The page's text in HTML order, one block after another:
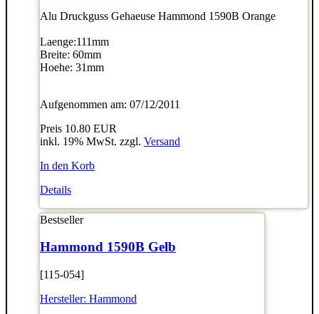
Alu Druckguss Gehaeuse Hammond 1590B Orange
Laenge:111mm
Breite: 60mm
Hoehe: 31mm
Aufgenommen am: 07/12/2011
Preis 10.80 EUR
inkl. 19% MwSt. zzgl. Versand
In den Korb
Details
Bestseller
Hammond 1590B Gelb
[115-054]
Hersteller: Hammond